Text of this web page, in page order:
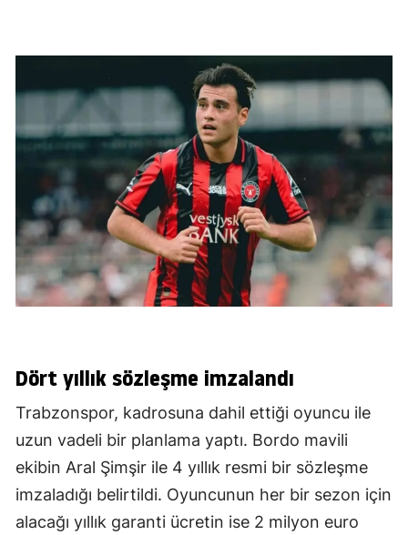
Dört yıllık sözleşme imzalandı
Trabzonspor, kadrosuna dahil ettiği oyuncu ile
uzun vadeli bir planlama yaptı. Bordo mavili
ekibin Aral Şimşir ile 4 yıllık resmi bir sözleşme
imzaladığı belirtildi. Oyuncunun her bir sezon için
alacağı yıllık garanti ücretin ise 2 milyon euro